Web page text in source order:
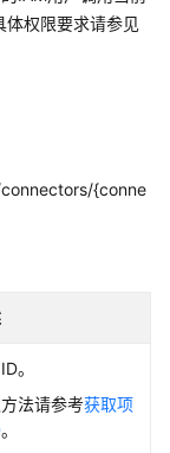
体权限要求请参见
{conne
。
法请参考获取项
。